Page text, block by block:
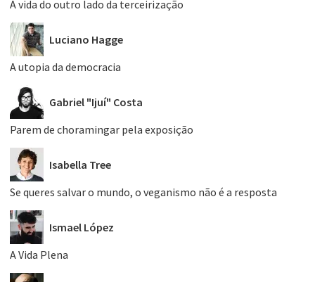
A vida do outro lado da terceirização
Luciano Hagge
A utopia da democracia
Gabriel "Ijuí" Costa
Parem de choramingar pela exposição
Isabella Tree
Se queres salvar o mundo, o veganismo não é a resposta
Ismael López
A Vida Plena